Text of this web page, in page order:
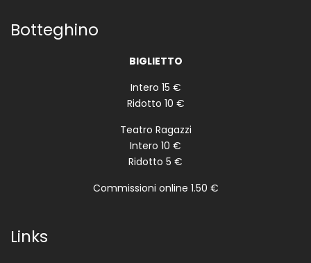
Botteghino
BIGLIETTO
Intero 15 €
Ridotto 10 €
Teatro Ragazzi
Intero 10 €
Ridotto 5 €
Commissioni online 1.50 €
Links